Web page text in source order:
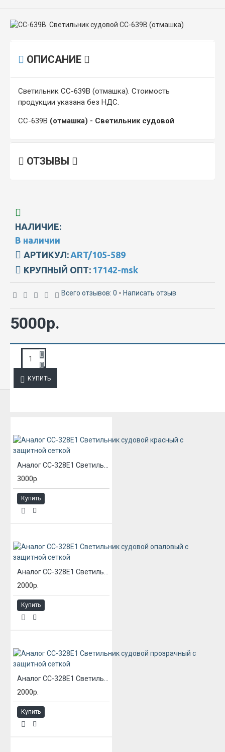
ОПИСАНИЕ
Светильник СС-639В (отмашка). Стоимость
продукции указана без НДС.
СС-639В (отмашка) - Светильник судовой
ОТЗЫВЫ
НАЛИЧИЕ:
В наличии
АРТИКУЛ: ART/105-589
КРУПНЫЙ ОПТ: 17142-msk
Всего отзывов: 0 - Написать отзыв
5000р.
КУПИТЬ
3000р.
Купить
2000р.
Купить
2000р.
Купить